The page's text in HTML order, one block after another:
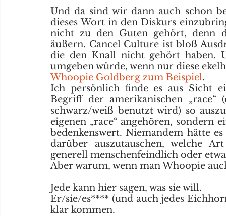
Und da sind wir dann auch schon
dieses Wort in den Diskurs
nicht zu den Guten gehört, denn
äußern. Cancel Culture ist bloß
die den Knall nicht gehört haben.
umgeben würde, wenn nur diese
Whoopie Goldberg zum Beispiel.
Ich persönlich finde es aus Sicht
Begriff der amerikanischen
schwarz/weiß benutzt wird) so
eigenen „race“ angehören, sondern
bedenkenswert. Niemandem hätte
darüber auszutauschen, welche
generell menschenfeindlich oder
Aber warum, wenn man Whoopie
Jede kann hier sagen, was sie will.
Er/sie/es**** (und auch jedes
klar kommen.